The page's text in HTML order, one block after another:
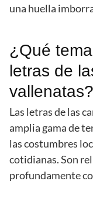
una huella
¿Qué
letras de
vallenatas?
Las letras de las
amplia gama de
las costumbres
cotidianas. Son
profundamente